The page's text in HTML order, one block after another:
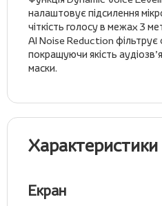
налаштовує підсилення
чіткість голосу в межах 3
AI Noise Reduction
покращуючи якість
маски.
Характеристики
Екран